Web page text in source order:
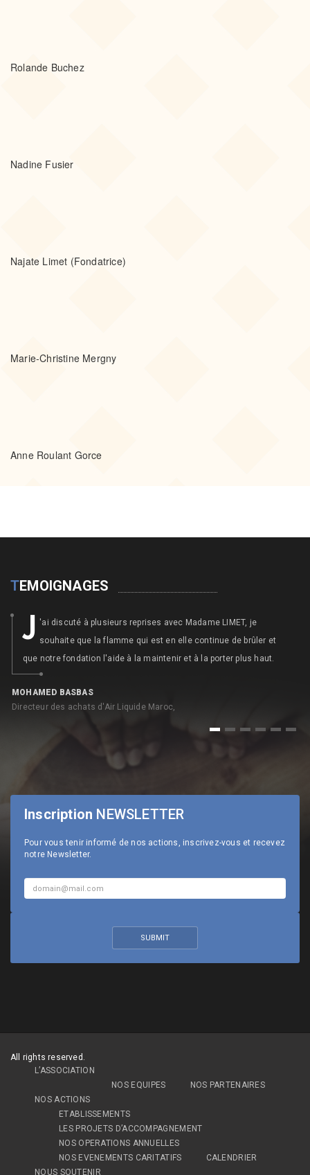
Rolande Buchez
Nadine Fusier
Najate Limet (Fondatrice)
Marie-Christine Mergny
Anne Roulant Gorce
TEMOIGNAGES
J 'ai discuté à plusieurs reprises avec Madame LIMET, je
souhaite que la flamme qui est en elle continue de brûler et
que notre fondation l'aide à la maintenir et à la porter plus haut.
MOHAMED BASBAS
Directeur des achats d'Air Liquide Maroc,
1 2 3 4 5 6
Inscription NEWSLETTER
Pour vous tenir informé de nos actions, inscrivez-vous et recevez
notre Newsletter.
All rights reserved.
L’ASSOCIATION
NOS EQUIPES
NOS PARTENAIRES
NOS ACTIONS
ETABLISSEMENTS
LES PROJETS D’ACCOMPAGNEMENT
NOS OPERATIONS ANNUELLES
NOS EVENEMENTS CARITATIFS
CALENDRIER
NOUS SOUTENIR